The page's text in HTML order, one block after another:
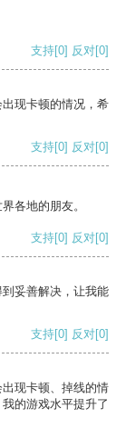
支持[0] 反对[0]
现卡顿的情况，希
支持[0] 反对[0]
各地的朋友。
支持[0] 反对[0]
妥善解决，让我能
支持[0] 反对[0]
现卡顿、掉线的情
的游戏水平提升了